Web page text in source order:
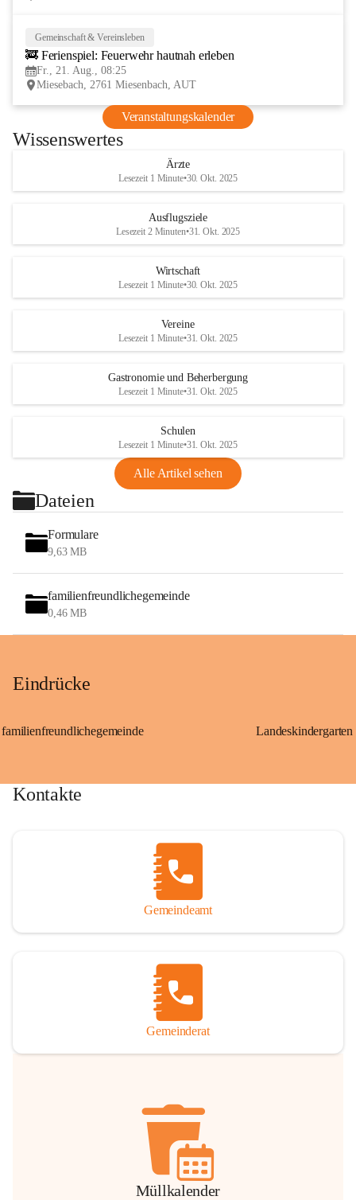
Gemeinschaft & Vereinsleben
🚒 Ferienspiel: Feuerwehr hautnah erleben
Fr., 21. Aug., 08:25
Miesebach, 2761 Miesenbach, AUT
Veranstaltungskalender
Wissenswertes
Ärzte
Lesezeit 1 Minute•30. Okt. 2025
Ausflugsziele
Lesezeit 2 Minuten•31. Okt. 2025
Wirtschaft
Lesezeit 1 Minute•30. Okt. 2025
Vereine
Lesezeit 1 Minute•31. Okt. 2025
Gastronomie und Beherbergung
Lesezeit 1 Minute•31. Okt. 2025
Schulen
Lesezeit 1 Minute•31. Okt. 2025
Alle Artikel sehen
Dateien
Formulare
9,63 MB
familienfreundlichegemeinde
0,46 MB
Eindrücke
familienfreundlichegemeinde
Kontakte
Gemeindeamt
Gemeinderat
Müllkalender